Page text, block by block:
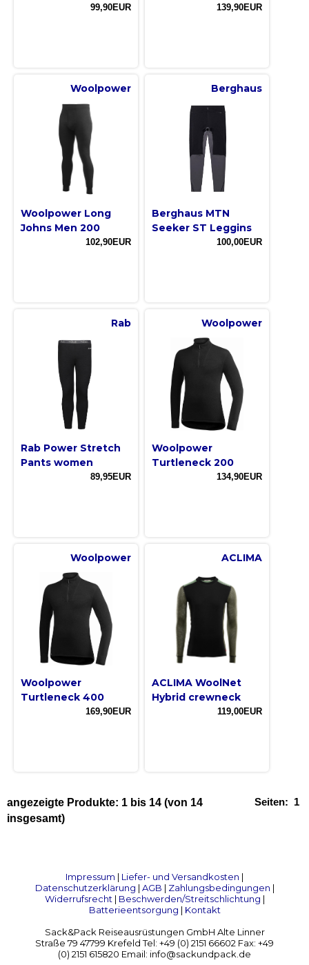
99,90EUR 139,90EUR
Woolpower
Woolpower Long
Johns Men 200
102,90EUR
Berghaus
Berghaus MTN
Seeker ST Leggins
100,00EUR
Rab
Rab Power Stretch
Pants women
89,95EUR
Woolpower
Woolpower
Turtleneck 200
134,90EUR
Woolpower
Woolpower
Turtleneck 400
169,90EUR
ACLIMA
ACLIMA WoolNet
Hybrid crewneck
119,00EUR
Seiten: 1
angezeigte Produkte: 1 bis 14 (von 14
insgesamt)
Impressum | Liefer- und Versandkosten |
Datenschutzerklärung | AGB | Zahlungsbedingungen |
Widerrufsrecht | Beschwerden/Streitschlichtung |
Batterieentsorgung | Kontakt
Sack&Pack Reiseausrüstungen GmbH Alte Linner
Straße 79 47799 Krefeld Tel: +49 (0) 2151 66602 Fax: +49
(0) 2151 615820 Email: info@sackundpack.de